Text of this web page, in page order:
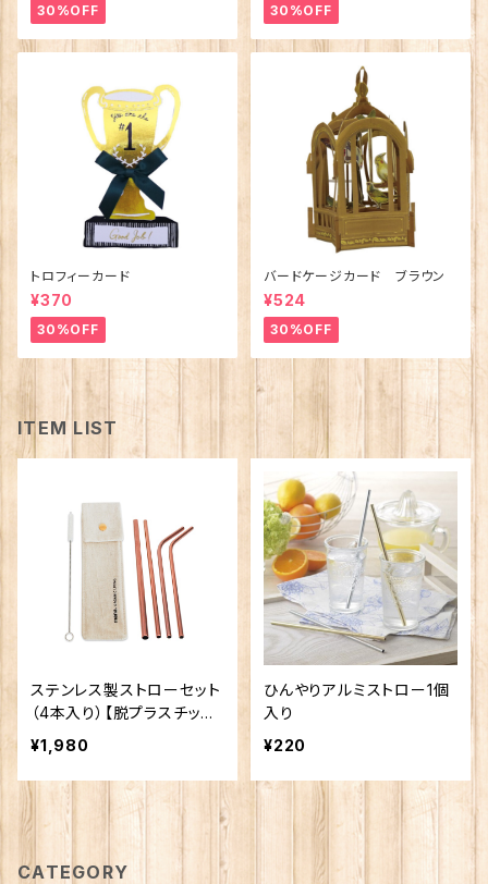
30%OFF 30%OFF
トロフィーカード
¥370
30%OFF
バードケージカード ブラウン
¥524
30%OFF
ITEM LIST
ステンレス製ストローセット
（4本入り）【脱プラスチック/
SDGs/エシカル/ゼロウェイ
スト/1%寄付】
¥1,980
ひんやりアルミストロー1個
入り
¥220
CATEGORY